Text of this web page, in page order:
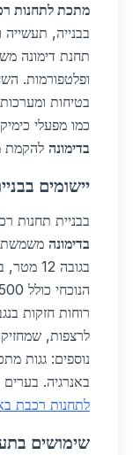
מתכת לתחנות
תחנת דימונה
ופלטפורמות.
בטיחות
כמו מפעלי
בדימונה להקמת
יישומים
בבניית תחנות
בדימונה
באנרגיה.
לתחנות רכבת
שימושים